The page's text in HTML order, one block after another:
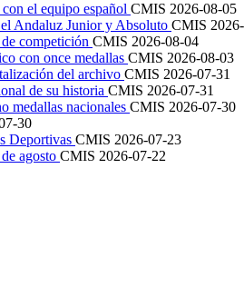
el equipo español CMIS 2026-08-05
el Andaluz Junior y Absoluto CMIS
competición CMIS 2026-08-04
con once medallas CMIS 2026-08-03
del archivo CMIS 2026-07-31
de su historia CMIS 2026-07-31
medallas nacionales CMIS 2026-07-30
30
Deportivas CMIS 2026-07-23
agosto CMIS 2026-07-22